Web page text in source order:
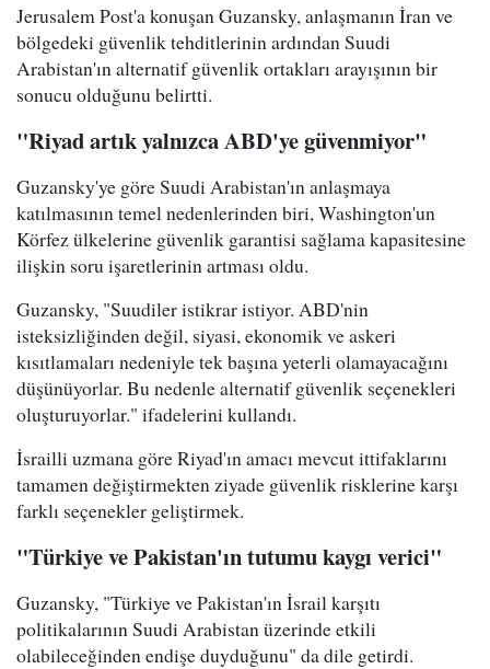
Jerusalem Post'a konuşan Guzansky, anlaşmanın İran ve
bölgedeki güvenlik tehditlerinin ardından Suudi
Arabistan'ın alternatif güvenlik ortakları arayışının bir
sonucu olduğunu belirtti.
"Riyad artık yalnızca ABD'ye güvenmiyor"
Guzansky'ye göre Suudi Arabistan'ın anlaşmaya
katılmasının temel nedenlerinden biri, Washington'un
Körfez ülkelerine güvenlik garantisi sağlama kapasitesine
ilişkin soru işaretlerinin artması oldu.
Guzansky, "Suudiler istikrar istiyor. ABD'nin
isteksizliğinden değil, siyasi, ekonomik ve askeri
kısıtlamaları nedeniyle tek başına yeterli olamayacağını
düşünüyorlar. Bu nedenle alternatif güvenlik seçenekleri
oluşturuyorlar." ifadelerini kullandı.
İsrailli uzmana göre Riyad'ın amacı mevcut ittifaklarını
tamamen değiştirmekten ziyade güvenlik risklerine karşı
farklı seçenekler geliştirmek.
"Türkiye ve Pakistan'ın tutumu kaygı verici"
Guzansky, "Türkiye ve Pakistan'ın İsrail karşıtı
politikalarının Suudi Arabistan üzerinde etkili
olabileceğinden endişe duyduğunu" da dile getirdi.